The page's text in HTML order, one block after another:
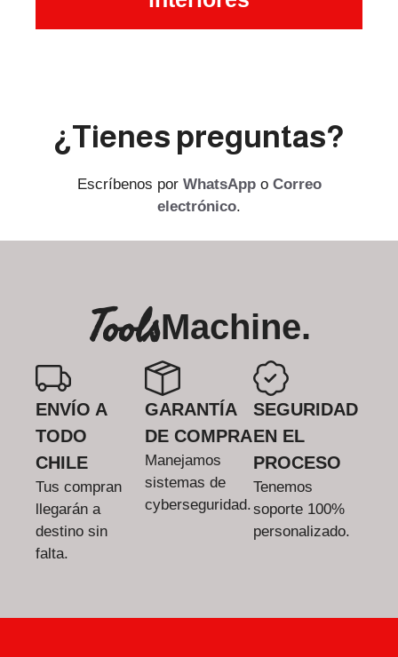
¿Tienes preguntas?
Escríbenos por WhatsAppo Correo
electrónico.
ToolsMachine.
ENVÍO A
TODO
CHILE
Tus compran
llegarán a
destino sin
falta.
GARANTÍA
DE COMPRA
Manejamos
sistemas de
cyberseguridad.
SEGURIDAD
EN EL
PROCESO
Tenemos
soporte 100%
personalizado.